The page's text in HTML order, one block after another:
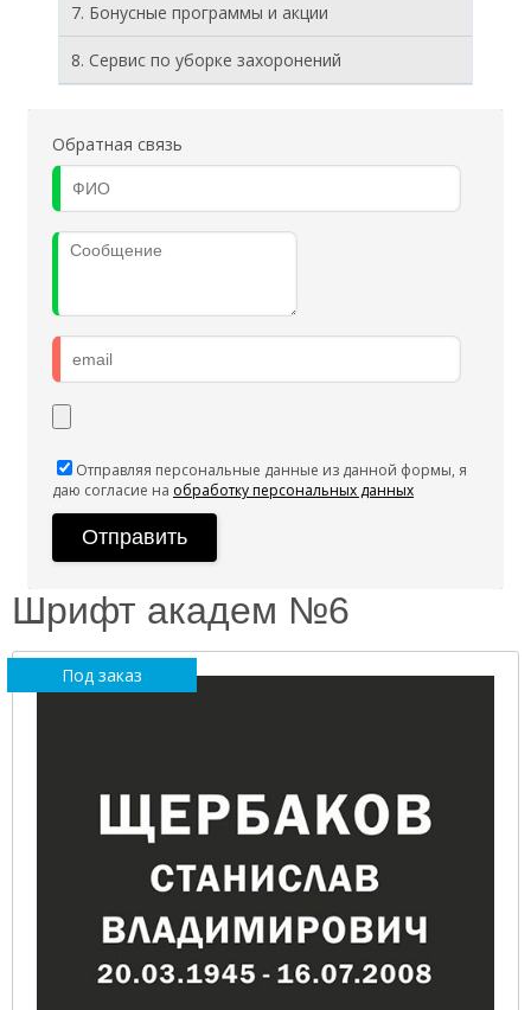
7. Бонусные программы и акции
8. Cервис по уборке захоронений
Обратная связь
Отправляя персональные данные из данной формы, я
даю согласие на обработку персональных данных
Шрифт академ №6
Под заказ